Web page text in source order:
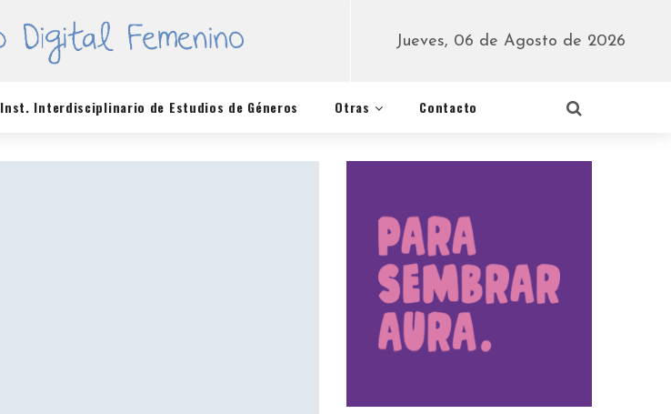
Jueves, 06 de Agosto de 2026
Inst. Interdisciplinario de Estudios de Géneros Otras Contacto